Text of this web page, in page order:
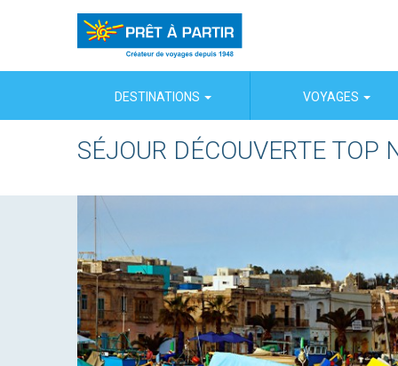
DESTINATIONS VOYAGES
SÉJOUR DÉCOUVERTE TOP